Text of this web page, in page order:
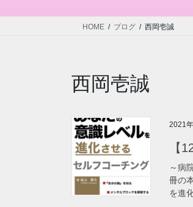
HOME ブログ 西岡壱誠
西岡壱誠
2021
【
～病
冊の
を進